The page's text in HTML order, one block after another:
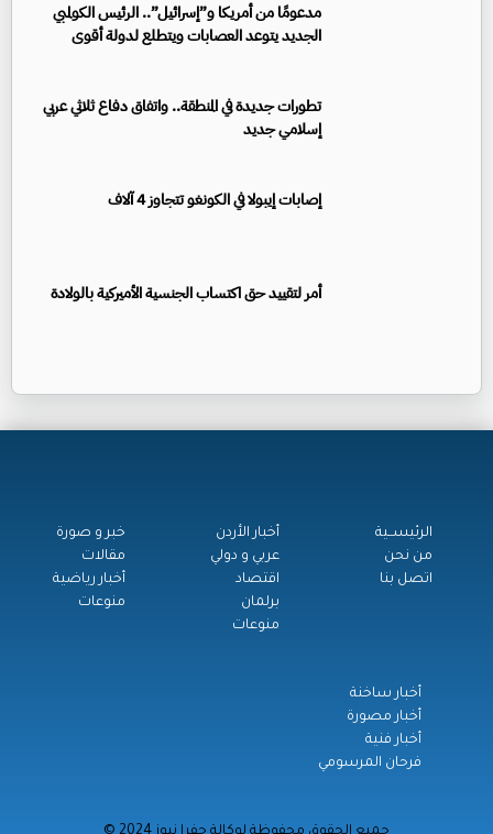
مدعومًا من أمريكا و”إسرائيل”.. الرئيس الكولمبي
الجديد يتوعد العصابات ويتطلع لدولة أقوى
تطورات جديدة في المنطقة.. واتفاق دفاع ثلاثي عربي
إسلامي جديد
إصابات إيبولا في الكونغو تتجاوز 4 آلاف
أمر لتقييد حق اكتساب الجنسية الأميركية بالولادة
الرئيســية
من نحن
اتصل بنا
أخبار الأردن
عربي و دولي
اقتصاد
برلمان
منوعات
خبر و صورة
مقالات
أخبار رياضية
منوعات
أخبار ساخنة
أخبار مصورة
أخبار فنية
فرحان المرسومي